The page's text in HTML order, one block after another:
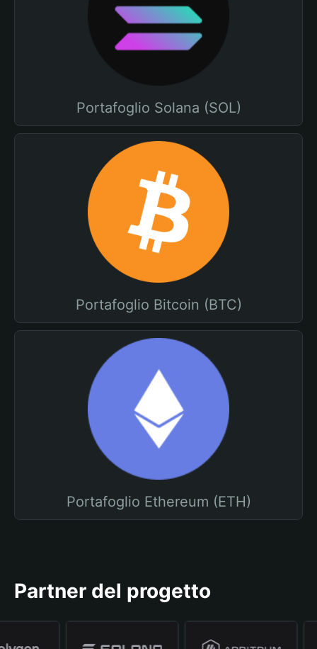
Portafoglio Solana (SOL)
Portafoglio Bitcoin (BTC)
Portafoglio Ethereum (ETH)
Partner del progetto